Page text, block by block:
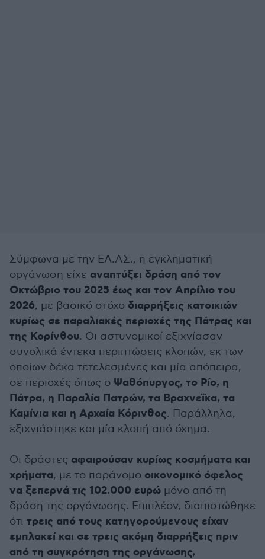
Σύμφωνα με την ΕΛ.ΑΣ., η εγκληματική
οργάνωση είχε αναπτύξει δράση από τον
Οκτώβριο του 2025 έως και τον Απρίλιο του
2026, με βασικό στόχο διαρρήξεις κατοικιών
κυρίως σε παραλιακές περιοχές της Πάτρας και
της Κορίνθου. Οι αστυνομικοί εξιχνίασαν
συνολικά έντεκα περιπτώσεις κλοπών, εκ των
οποίων δέκα τετελεσμένες και μία απόπειρα,
σε περιοχές όπως ο Ψαθόπυργος, το Ρίο, η
Πάτρα, η Παραλία Πατρών, τα Βραχνεΐκα, τα
Καμίνια και η Αρχαία Κόρινθος. Παράλληλα,
εξιχνιάστηκε και μία κλοπή από όχημα.
Οι δράστες αφαιρούσαν κυρίως κοσμήματα και
χρήματα, με το παράνομο οικονομικό όφελος
να ξεπερνά τις 102.000 ευρώ μόνο από τη
δράση της οργάνωσης. Επιπλέον, διαπιστώθηκε
ότι τρεις από τους κατηγορούμενους είχαν
εμπλακεί και σε τρεις ακόμη διαρρήξεις πριν
από τη συγκρότηση της οργάνωσης,